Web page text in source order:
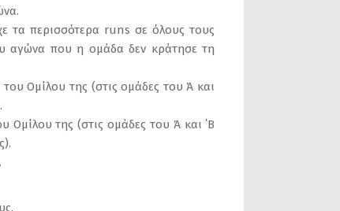
τα περισσότερα runs σε όλους τους
αγώνα που η ομάδα δεν κράτησε τη
Ομίλου της (στις ομάδες του Ά και
της (στις ομάδες του Ά και ΄Β